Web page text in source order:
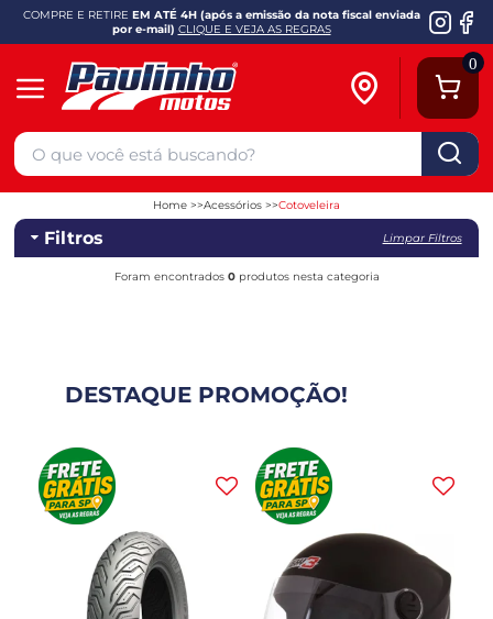
COMPRE E RETIRE EM ATÉ 4H (após a emissão da nota fiscal enviada
por e-mail) CLIQUE E VEJA AS REGRAS
0
Home Acessórios Cotoveleira
Filtros Limpar Filtros
Foram encontrados 0produtos nesta categoria
DESTAQUE PROMOÇÃO!